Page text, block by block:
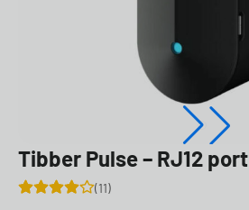
Tibber Pulse – RJ12 port
11